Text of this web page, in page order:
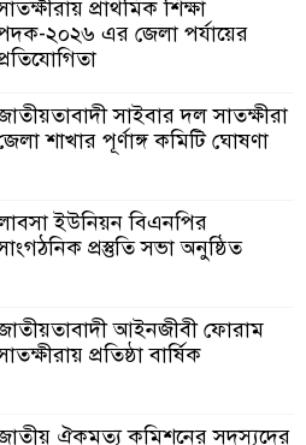
প্রাথমিক শিক্ষা
২০২৬ এর জেলা পর্যায়ের
সাইবার দল সাতক্ষীরা
শাখার পূর্ণাঙ্গ কমিটি ঘোষণা
ইউনিয়ন বিএনপির
প্রস্তুতি সভা অনুষ্ঠিত
আইনজীবী ফোরাম
প্রতিষ্ঠা বার্ষিক
ঐকমত্য কমিশনের সদস্যদের